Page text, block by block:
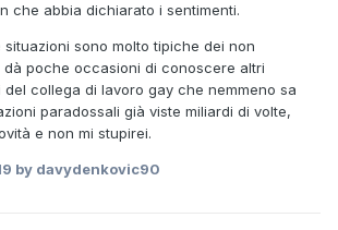
che abbia dichiarato i sentimenti.
sono molto tipiche dei non
poche occasioni di conoscere altri
del collega di lavoro gay che nemmeno sa
paradossali già viste miliardi di volte,
e non mi stupirei.
by davydenkovic90